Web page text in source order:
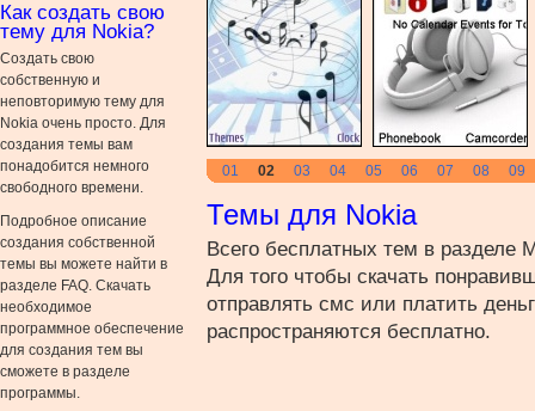
01 02 03 04 05 06 07 08 09
Темы для Nokia
Всего бесплатных тем в разделе
Для того чтобы скачать
отправлять смс или платить
распространяются бесплатно.
Как создать свою
тему для Nokia?
Создать свою
собственную и
неповторимую тему для
Nokia очень просто. Для
создания темы вам
понадобится немного
свободного времени.
Подробное описание
создания собственной
темы вы можете найти в
разделе FAQ. Скачать
необходимое
программное обеспечение
для создания тем вы
сможете в разделе
программы.